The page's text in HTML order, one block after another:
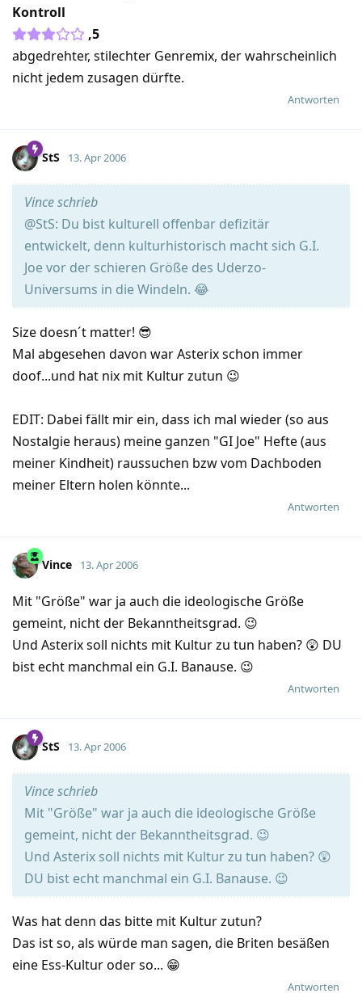
Kontroll
,5
abgedrehter, stilechter Genremix, der wahrscheinlich
nicht jedem zusagen dürfte.
Antworten
StS 13. Apr 2006
Vince schrieb
@StS: Du bist kulturell offenbar defizitär
entwickelt, denn kulturhistorisch macht sich G.I.
Joe vor der schieren Größe des Uderzo-
Universums in die Windeln. 😂
Size doesn´t matter! 😎
Mal abgesehen davon war Asterix schon immer
doof...und hat nix mit Kultur zutun 😉
EDIT: Dabei fällt mir ein, dass ich mal wieder (so aus
Nostalgie heraus) meine ganzen "GI Joe" Hefte (aus
meiner Kindheit) raussuchen bzw vom Dachboden
meiner Eltern holen könnte...
Antworten
Vince 13. Apr 2006
Mit "Größe" war ja auch die ideologische Größe
gemeint, nicht der Bekanntheitsgrad. 😉
Und Asterix soll nichts mit Kultur zu tun haben? 😲 DU
bist echt manchmal ein G.I. Banause. 😉
Antworten
StS 13. Apr 2006
Vince schrieb
Mit "Größe" war ja auch die ideologische Größe
gemeint, nicht der Bekanntheitsgrad. 😉
Und Asterix soll nichts mit Kultur zu tun haben? 😲
DU bist echt manchmal ein G.I. Banause. 😉
Was hat denn das bitte mit Kultur zutun?
Das ist so, als würde man sagen, die Briten besäßen
eine Ess-Kultur oder so... 😁
Antworten